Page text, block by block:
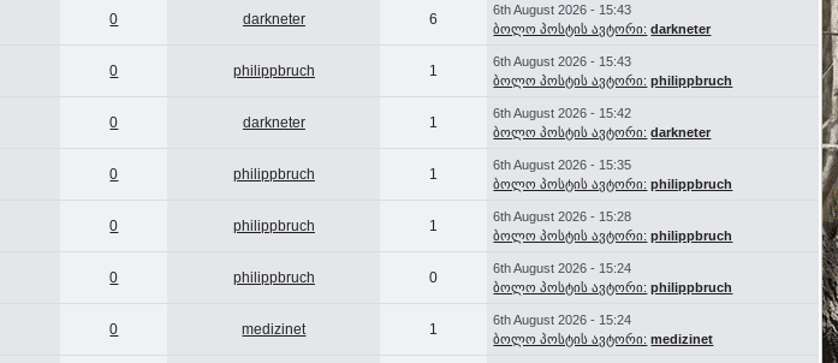
0 darkneter 6
6th August 2026 - 15:43
ბოლო პოსტის ავტორი: darkneter
0 philippbruch 1
6th August 2026 - 15:43
ბოლო პოსტის ავტორი: philippbruch
0 darkneter 1
6th August 2026 - 15:42
ბოლო პოსტის ავტორი: darkneter
0 philippbruch 1
6th August 2026 - 15:35
ბოლო პოსტის ავტორი: philippbruch
0 philippbruch 1
6th August 2026 - 15:28
ბოლო პოსტის ავტორი: philippbruch
0 philippbruch 0
6th August 2026 - 15:24
ბოლო პოსტის ავტორი: philippbruch
0 medizinet 1
6th August 2026 - 15:24
ბოლო პოსტის ავტორი: medizinet